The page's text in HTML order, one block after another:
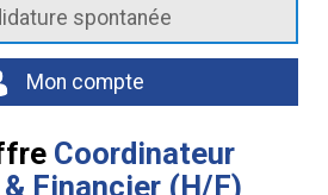
spontanée
Mon compte
Coordinateur
Financier (H/F)